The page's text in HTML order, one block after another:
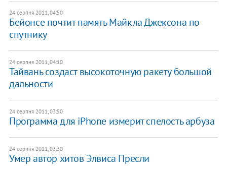
24 серпня 2011, 04:50
Бейонсе почтит память Майкла Джексона по
спутнику
24 серпня 2011, 04:10
Тайвань создаст высокоточную ракету большой
дальности
24 серпня 2011, 03:50
Программа для iPhone измерит спелость арбуза
24 серпня 2011, 03:30
Умер автор хитов Элвиса Пресли